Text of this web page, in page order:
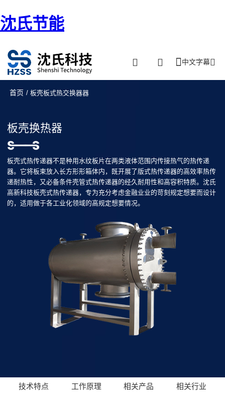
沈氏节能
中文字幕
首页 / 板壳板式热交换器器
板壳换热器
板壳式热传递器不是种用水纹板片在两类液体范围内传接热气的热传递
器。它将板束放入长方形形箱体内，既开展了版式热传递器的高效率热传
递耐热性，又必备条件壳管式热传递器的经久耐用性和高容积特质。沈氏
高新科技板壳式热传递器，专为充分考虑金融业业的苛刻规定想要而设计
的，适用做于各工业化领域的高规定想要情况。
技术特点 工作原理 相关产品 相关行业